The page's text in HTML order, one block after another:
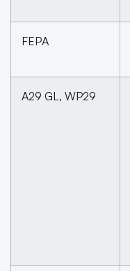
FEPA
A29 GL, WP29